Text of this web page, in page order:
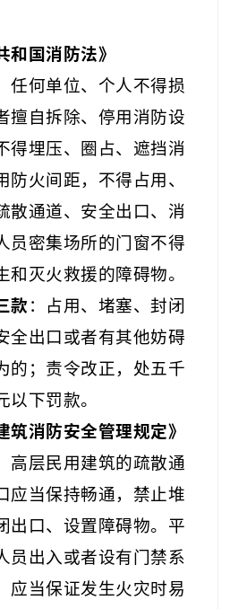
和国消防法》
任何单位、个人不得损
擅自拆除、停用消防设
得埋压、圈占、遮挡消
防火间距，不得占用、
散通道、安全出口、消
员密集场所的门窗不得
和灭火救援的障碍物。
款：占用、堵塞、封闭
全出口或者有其他妨碍
的；责令改正，处五千
下罚款。
筑消防安全管理规定》
高层民用建筑的疏散通
应当保持畅通，禁止堆
出口、设置障碍物。平
员出入或者设有门禁系
应当保证发生火灾时易